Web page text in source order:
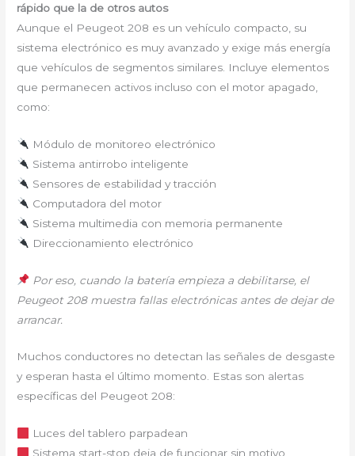
rápido que la de otros autos
Aunque el Peugeot 208 es un vehículo compacto, su
sistema electrónico es muy avanzado y exige más energía
que vehículos de segmentos similares. Incluye elementos
que permanecen activos incluso con el motor apagado,
como:
Módulo de monitoreo electrónico
Sistema antirrobo inteligente
Sensores de estabilidad y tracción
Computadora del motor
Sistema multimedia con memoria permanente
Direccionamiento electrónico
Por eso, cuando la batería empieza a debilitarse, el
Peugeot 208 muestra fallas electrónicas antes de dejar de
arrancar.
Muchos conductores no detectan las señales de desgaste
y esperan hasta el último momento. Estas son alertas
específicas del Peugeot 208:
Luces del tablero parpadean
Sistema start-stop deja de funcionar sin motivo